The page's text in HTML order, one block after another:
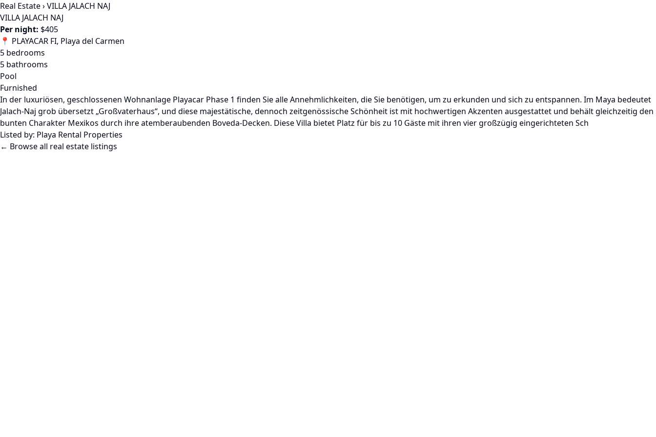
Real Estate›VILLA JALACH NAJ
VILLA JALACH NAJ
Per night: $405
📍 PLAYACAR FI, Playa del Carmen
5 bedrooms
5 bathrooms
Pool
Furnished
In der luxuriösen, geschlossenen Wohnanlage Playacar Phase 1 finden Sie alle Annehmlichkeiten, die Sie benötigen, um zu erkunden und sich zu entspannen. Im Maya bedeutet
Jalach-Naj grob übersetzt „Großvaterhaus“, und diese majestätische, dennoch zeitgenössische Schönheit ist mit hochwertigen Akzenten ausgestattet und behält gleichzeitig den
bunten Charakter Mexikos durch ihre atemberaubenden Boveda-Decken. Diese Villa bietet Platz für bis zu 10 Gäste mit ihren vier großzügig eingerichteten Sch
Listed by: Playa Rental Properties
← Browse all real estate listings